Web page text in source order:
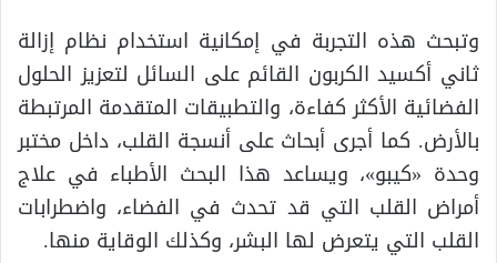
وتبحث هذه التجربة في إمكانية استخدام نظام إزالة
ثاني أكسيد الكربون القائم على السائل لتعزيز الحلول
الفضائية الأكثر كفاءة، والتطبيقات المتقدمة المرتبطة
بالأرض. كما أجرى أبحاث على أنسجة القلب، داخل مختبر
وحدة «كيبو»، ويساعد هذا البحث الأطباء في علاج
أمراض القلب التي قد تحدث في الفضاء، واضطرابات
القلب التي يتعرض لها البشر، وكذلك الوقاية منها.